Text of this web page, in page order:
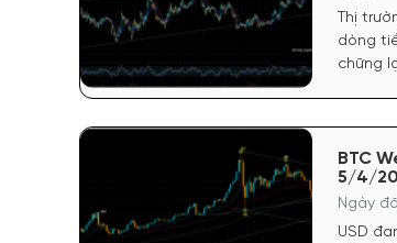
Thị
dòng
chững
BTC
5/4/
Ngày
USD